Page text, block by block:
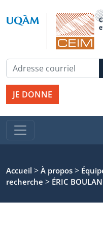
JE DONNE
Accueil > À propos >
recherche > ÉRIC